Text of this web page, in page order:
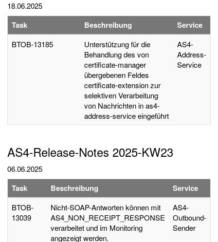
18.06.2025
Task Beschreibung Service
BTOB-13185
Unterstützung für die
Behandlung des von
certificate-manager
übergebenen Feldes
certificate-extension zur
selektiven Verarbeitung
von Nachrichten in as4-
address-service eingeführt
AS4-
Address-
Service
AS4-Release-Notes 2025-KW23
06.06.2025
Task Beschreibung Service
BTOB-
13039
Nicht-SOAP-Antworten können mit
AS4_NON_RECEIPT_RESPONSE
verarbeitet und im Monitoring
angezeigt werden.
AS4-
Outbound-
Sender